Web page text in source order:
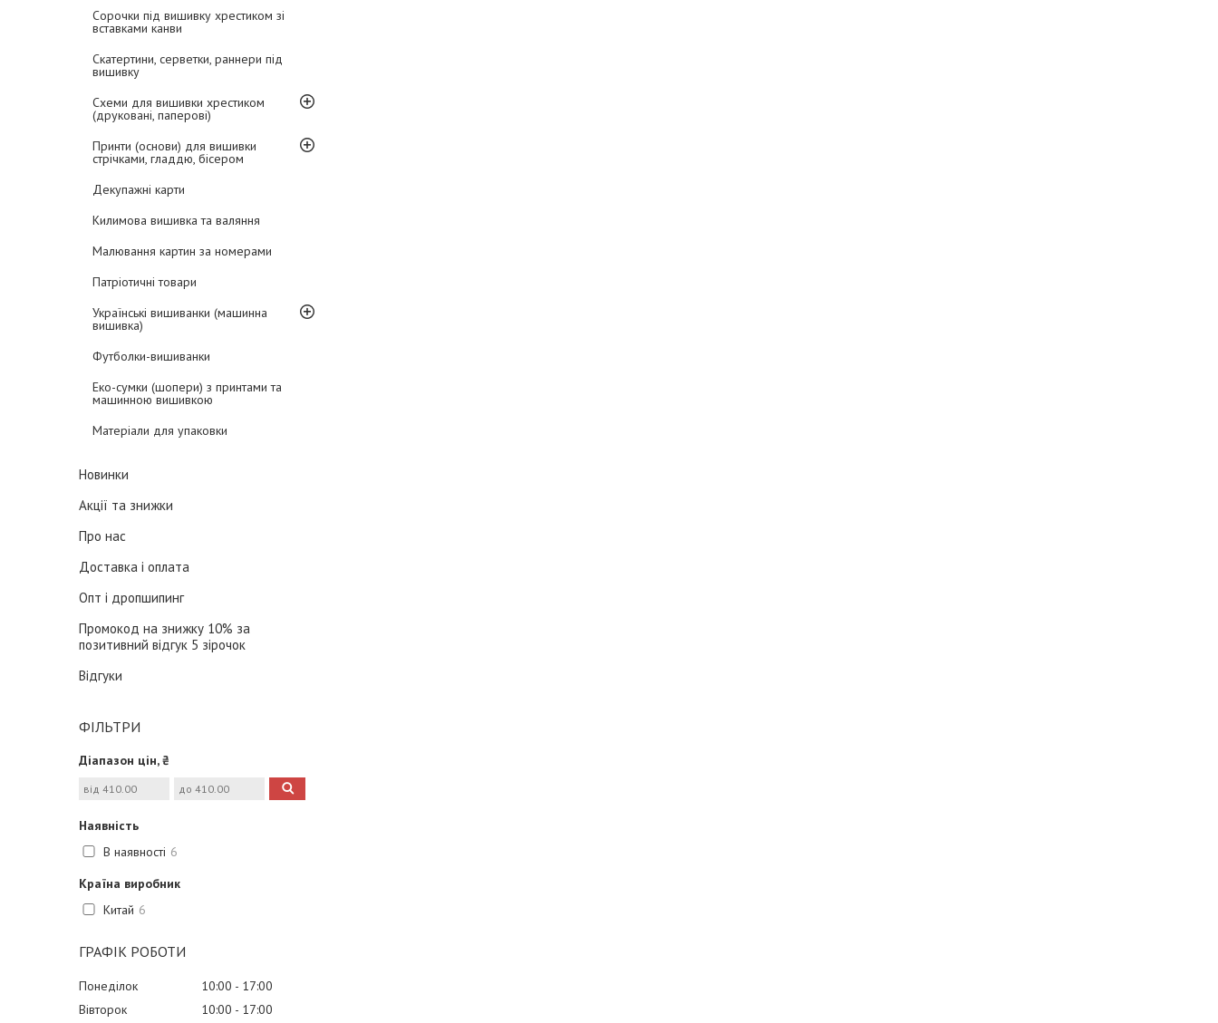
Сорочки під вишивку хрестиком зі
вставками канви
Скатертини, серветки, раннери під
вишивку
Схеми для вишивки хрестиком
(друковані, паперові)
Принти (основи) для вишивки
стрічками, гладдю, бісером
Декупажні карти
Килимова вишивка та валяння
Малювання картин за номерами
Патріотичні товари
Українські вишиванки (машинна
вишивка)
Футболки-вишиванки
Еко-сумки (шопери) з принтами та
машинною вишивкою
Матеріали для упаковки
Новинки
Акції та знижки
Про нас
Доставка і оплата
Опт і дропшипинг
Промокод на знижку 10% за
позитивний відгук 5 зірочок
Відгуки
ФІЛЬТРИ
Діапазон цін, ₴
Наявність
В наявності 6
Країна виробник
Китай 6
ГРАФІК РОБОТИ
Понеділок 10:00
17:00
Вівторок
10:00 17:00